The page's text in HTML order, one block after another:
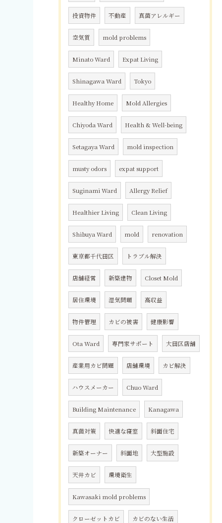
投資物件 不動産 真菌アレルギー
空気質 mold problems
Minato Ward Expat Living
Shinagawa Ward Tokyo
Healthy Home Mold Allergies
Chiyoda Ward Health & Well-being
Setagaya Ward mold inspection
musty odors expat support
Suginami Ward Allergy Relief
Healthier Living Clean Living
Shibuya Ward mold renovation
東京都千代田区 トラブル解決
店舗経営 新築建物 Closet Mold
居住環境 湿気問題 高収益
物件管理 カビの被害 健康影響
Ota Ward 専門家サポート 大田区店舗
産業用カビ問題 店舗環境 カビ解決
ハウスメーカー Chuo Ward
Building Maintenance Kanagawa
真菌対策 快適な寝室 斜面住宅
新築オーナー 斜面地 大型施設
天井カビ 環境衛生
Kawasaki mold problems
クローゼットカビ カビのない生活